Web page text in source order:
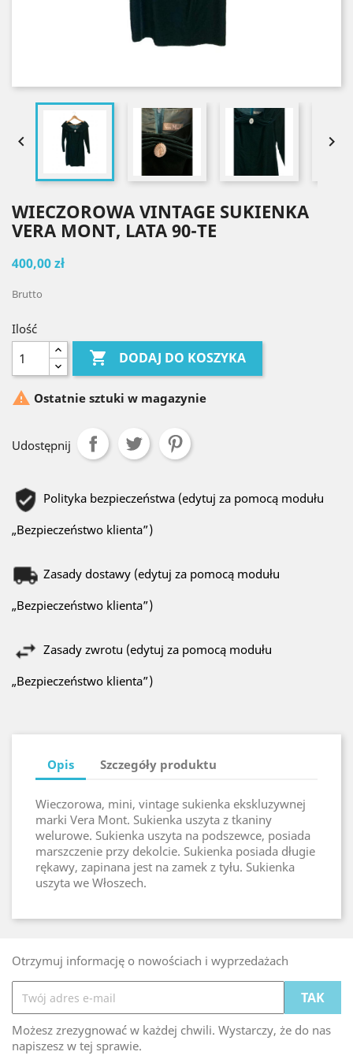
 
WIECZOROWA VINTAGE SUKIENKA
VERA MONT, LATA 90-TE
400,00 zł
Brutto
Ilość
 DODAJ DO KOSZYKA
 Ostatnie sztuki w magazynie
Udostępnij
Polityka bezpieczeństwa (edytuj za pomocą modułu
„Bezpieczeństwo klienta”)
Zasady dostawy (edytuj za pomocą modułu
„Bezpieczeństwo klienta”)
Zasady zwrotu (edytuj za pomocą modułu
„Bezpieczeństwo klienta”)
Opis Szczegóły produktu
Wieczorowa, mini, vintage sukienka ekskluzywnej
marki Vera Mont. Sukienka uszyta z tkaniny
welurowe. Sukienka uszyta na podszewce, posiada
marszczenie przy dekolcie. Sukienka posiada długie
rękawy, zapinana jest na zamek z tyłu. Sukienka
uszyta we Włoszech.
Otrzymuj informację o nowościach i wyprzedażach
Możesz zrezygnować w każdej chwili. Wystarczy, że do nas
napiszesz w tej sprawie.